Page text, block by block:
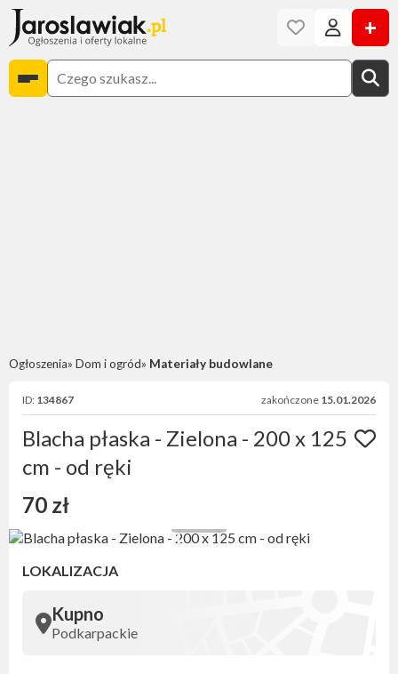
+
Ogłoszenia Dom i ogród Materiały budowlane
ID: 134867 zakończone 15.01.2026
Blacha płaska - Zielona - 200 x 125
cm - od ręki
70 zł
LOKALIZACJA
Kupno
Podkarpackie